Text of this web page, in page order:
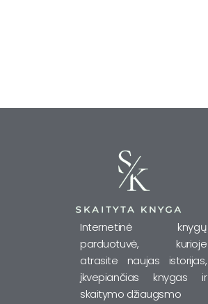
Internetinė knygų
parduotuvė, kurioje
atrasite naujas istorijas,
įkvepiančias knygas ir
skaitymo džiaugsmo